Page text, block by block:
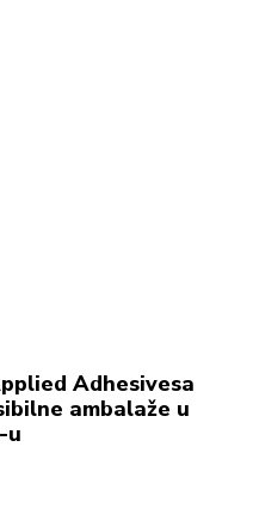
Adhesivesa
ambalaže u
u